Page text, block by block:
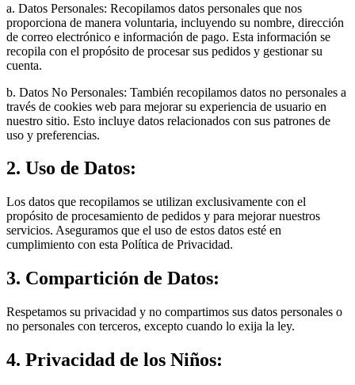
a. Datos Personales: Recopilamos datos personales que nos
proporciona de manera voluntaria, incluyendo su nombre, dirección
de correo electrónico e información de pago. Esta información se
recopila con el propósito de procesar sus pedidos y gestionar su
cuenta.
b. Datos No Personales: También recopilamos datos no personales a
través de cookies web para mejorar su experiencia de usuario en
nuestro sitio. Esto incluye datos relacionados con sus patrones de
uso y preferencias.
2. Uso de Datos:
Los datos que recopilamos se utilizan exclusivamente con el
propósito de procesamiento de pedidos y para mejorar nuestros
servicios. Aseguramos que el uso de estos datos esté en
cumplimiento con esta Política de Privacidad.
3. Compartición de Datos:
Respetamos su privacidad y no compartimos sus datos personales o
no personales con terceros, excepto cuando lo exija la ley.
4. Privacidad de los Niños: